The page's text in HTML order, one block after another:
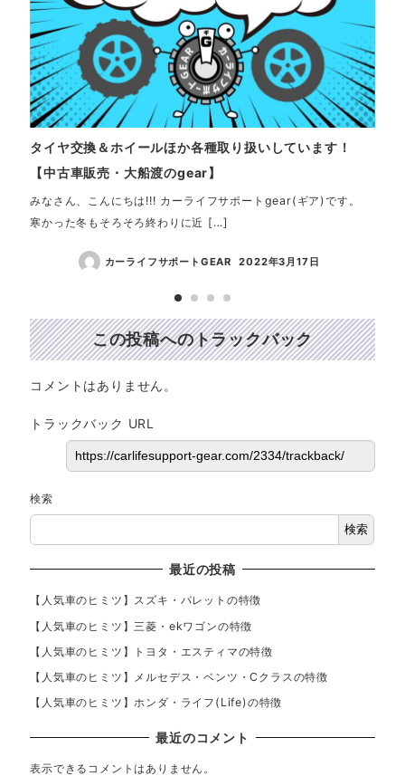
タイヤ交換＆ホイールほか各種取り扱いしています！
【中古車販売・大船渡のgear】
みなさん、こんにちは!!! カーライフサポートgear(ギア)です。
寒かった冬もそろそろ終わりに近 […]
カーライフサポートGEAR 2022年3月17日
この投稿へのトラックバック
コメントはありません。
トラックバック URL
検索
検索
最近の投稿
【人気車のヒミツ】スズキ・パレットの特徴
【人気車のヒミツ】三菱・ekワゴンの特徴
【人気車のヒミツ】トヨタ・エスティマの特徴
【人気車のヒミツ】メルセデス・ベンツ・Cクラスの特徴
【人気車のヒミツ】ホンダ・ライフ(Life)の特徴
最近のコメント
表示できるコメントはありません。